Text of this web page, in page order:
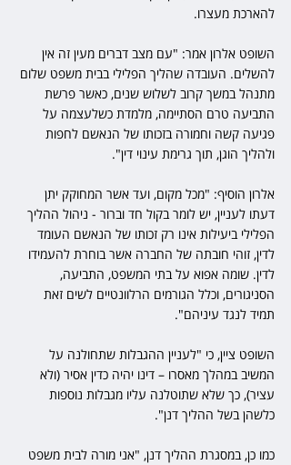
להארכת מעצרו.
השופט אלרון אמר: "עם מצב דברים מעין זה אין
להשלים. העובדה שהליך הפלילי בבית משפט שלום
מתנהל במשך קרוב לשלוש שנים, כאשר פרשת
התביעה טרם הסתיימה, מלמדת כשלעצמה על
פגיעה קשה וחמורה בזכותו של הנאשם לחפות
ולהליך הוגן, תוך גרימת עינוי דין".
אלרון הוסיף: "מכל מקום, ועד אשר המחוקק יתן
דעתו לעניין, יש לומר בקול חד וברור - ניהול ההליך
הפלילי ביעילות אינו רק זכותו של הנאשם העומד
לדין, זוהי חובתה של החברה אשר בוחרת להעמידו
לדין. שומה אפוא על בתי המשפט, התביעה,
הסניגורים, וכלל הגורמים הרלוונטיים לשים זאת
תמיד לנגד עיניהם".
השופט ציין, כי "לעניין ההגבלות שתחולנה על
המשיב במהלך מאסרו – דינו יהיה כדין אסיר (ולא
עציר), כך שלא שתוטלנה עליו מגבלות נוספות
כלשהן בשל ההליך דנן".
כמו כן, במסגרת ההליך דנן, "אני מורה לבית משפט